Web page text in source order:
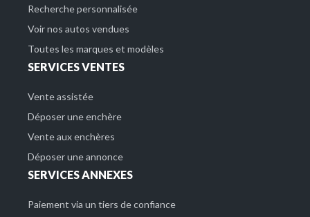
Recherche personnalisée
Voir nos autos vendues
Toutes les marques et modèles
SERVICES VENTES
Vente assistée
Déposer une enchère
Vente aux enchères
Déposer une annonce
SERVICES ANNEXES
Paiement via un tiers de confiance